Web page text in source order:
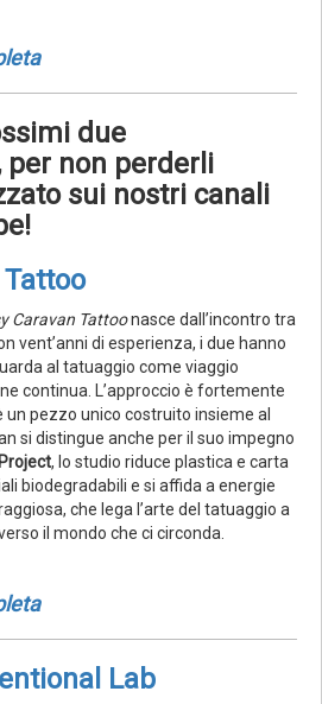
due
non perderli
sui nostri canali
Caravan Tattoonasce dall’incontro tra
vent’anni di esperienza, i due hanno
al tatuaggio come viaggio
continua. L’approccio è fortemente
pezzo unico costruito insieme al
si distingue anche per il suo impegno
, lo studio riduce plastica e carta
biodegradabili e si affida a energie
che lega l’arte del tatuaggio a
il mondo che ci circonda.
Lab